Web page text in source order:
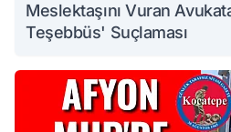
Meslektaşını Vuran
Teşebbüs' Suçlaması